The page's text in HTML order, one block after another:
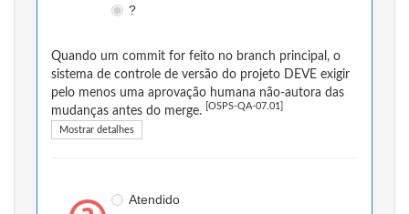
?
Quando um commit for feito no branch principal, o
sistema de controle de versão do projeto DEVE exigir
pelo menos uma aprovação humana não-autora das
mudanças antes do merge.
[OSPS-QA-07.01]
Mostrar detalhes
Atendido